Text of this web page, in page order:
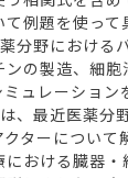
例題を使って
分野における
の製造、細
ュレーショ
、最近医薬分
ターについて
おける臓器・